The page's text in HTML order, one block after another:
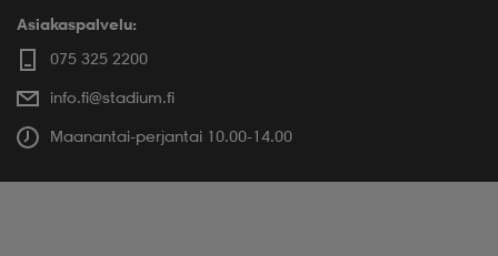
Asiakaspalvelu:
075 325 2200
info.fi@stadium.fi
Maanantai-perjantai 10.00-14.00